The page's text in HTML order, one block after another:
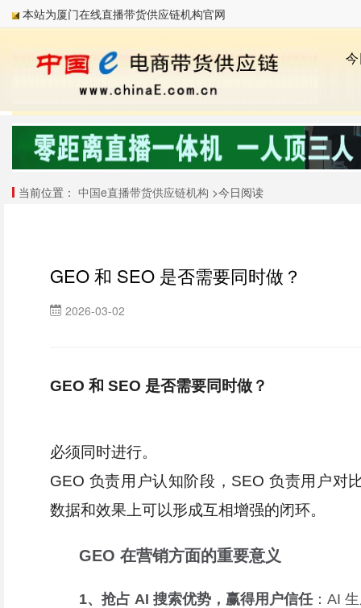
本站为厦门在线直播带货供应链机构官网
当前位置： 中国e直播带货供应链机构 >今日阅读
GEO 和 SEO 是否需要同时做？
2026-03-02
GEO 和 SEO 是否需要同时做？
必须同时进行。
GEO 负责用户认知阶段，SEO 负责用户对
数据和效果上可以形成互相增强的闭环。
GEO 在营销方面的重要意义
1、抢占 AI 搜索优势，赢得用户信任：AI